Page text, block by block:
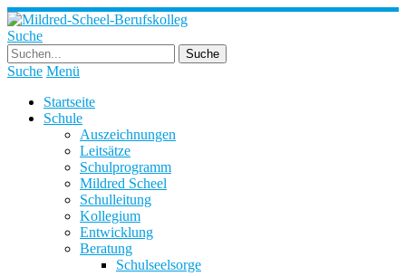
Suche
Suche Menü
Startseite
Schule
Auszeichnungen
Leitsätze
Schulprogramm
Mildred Scheel
Schulleitung
Kollegium
Entwicklung
Beratung
Schulseelsorge